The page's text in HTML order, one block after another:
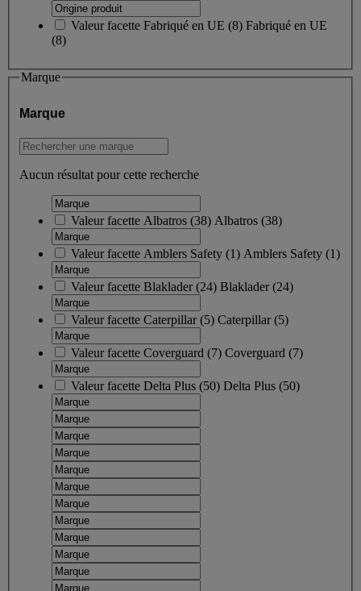
Valeur facette Fabriqué en UE (8) Fabriqué en UE
(8)
Marque
Marque
Aucun résultat pour cette recherche
Valeur facette Albatros (38) Albatros (38)
Valeur facette Amblers Safety (1) Amblers Safety (1)
Valeur facette Blaklader(24) Blaklader(24)
Valeur facette Caterpillar(5) Caterpillar(5)
Valeur facette Coverguard (7) Coverguard (7)
Valeur facette Delta Plus (50) Delta Plus (50)